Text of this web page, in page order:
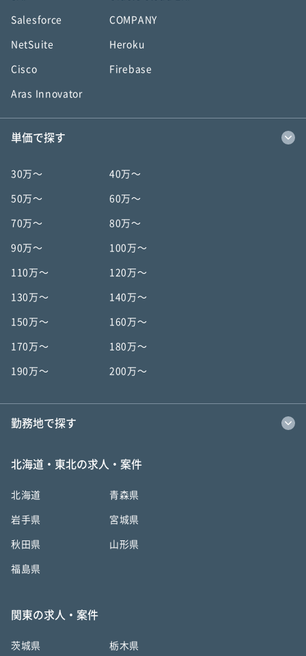
Salesforce COMPANY
NetSuite Heroku
Cisco Firebase
Aras Innovator
単価で探す
30万〜 40万〜
50万〜 60万〜
70万〜 80万〜
90万〜 100万〜
110万〜 120万〜
130万〜 140万〜
150万〜 160万〜
170万〜 180万〜
190万〜 200万〜
勤務地で探す
北海道・東北の求人・案件
北海道 青森県
岩手県 宮城県
秋田県 山形県
福島県
関東の求人・案件
茨城県 栃木県